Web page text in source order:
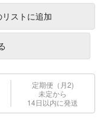
ストに追加
定期便（月2)
未定から
14日以内に発送